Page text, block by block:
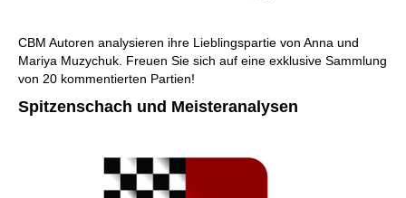
CBM Autoren analysieren ihre Lieblingspartie von Anna und
Mariya Muzychuk. Freuen Sie sich auf eine exklusive Sammlung
von 20 kommentierten Partien!
Spitzenschach und Meisteranalysen